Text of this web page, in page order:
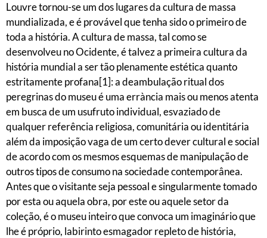
Louvre tornou-se um dos lugares da cultura de massa
mundializada, e é provável que tenha sido o primeiro de
toda a história. A cultura de massa, tal como se
desenvolveu no Ocidente, é talvez a primeira cultura da
história mundial a ser tão plenamente estética quanto
estritamente profana[1]: a deambulação ritual dos
peregrinas do museu é uma errància mais ou menos atenta
em busca de um usufruto individual, esvaziado de
qualquer referência religiosa, comunitária ou identitária
além da imposição vaga de um certo dever cultural e social
de acordo com os mesmos esquemas de manipulação de
outros tipos de consumo na sociedade contemporânea.
Antes que o visitante seja pessoal e singularmente tomado
por esta ou aquela obra, por este ou aquele setor da
coleção, é o museu inteiro que convoca um imaginário que
lhe é próprio, labirinto esmagador repleto de história,